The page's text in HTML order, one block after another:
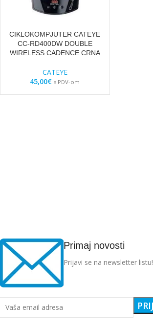
CIKLOKOMPJUTER CATEYE
CC-RD400DW DOUBLE
WIRELESS CADENCE CRNA
CATEYE
45,00€ s PDV-om
Primaj novosti
Prijavi se na newsletter listu!